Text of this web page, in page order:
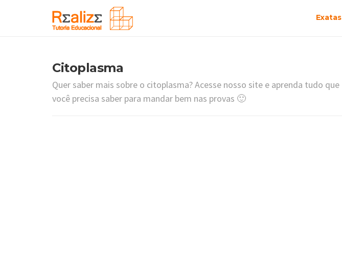
Exatas
Citoplasma
Quer saber mais sobre o citoplasma? Acesse nosso site e aprenda tudo que
você precisa saber para mandar bem nas provas 🙂